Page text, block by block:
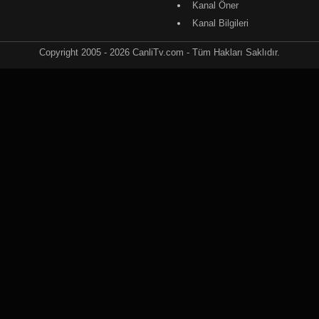
Kanal Öner
Kanal Bilgileri
Copyright 2005 - 2026 CanliTv.com - Tüm Hakları Saklıdır.